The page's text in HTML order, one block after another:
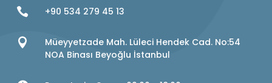
 +90 534 279 45 13

Müeyyetzade Mah. Lüleci Hendek Cad. No:54
NOA Binası Beyoğlu İstanbul